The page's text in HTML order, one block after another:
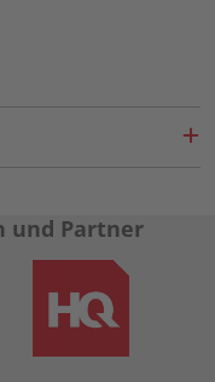
und Partner